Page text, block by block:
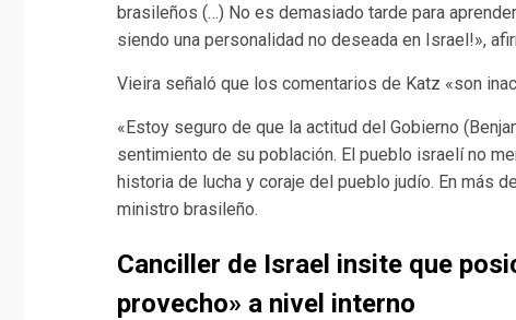
brasileños (…) No es demasiado tarde para
siendo una personalidad no deseada en Israel!»,
Vieira señaló que los comentarios de Katz «son
«Estoy seguro de que la actitud del Gobierno
sentimiento de su población. El pueblo israelí no
historia de lucha y coraje del pueblo judío. En más
ministro brasileño.
Canciller de Israel insite que
provecho» a nivel interno